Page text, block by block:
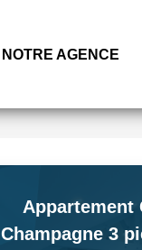
NOTRE AGENCE
Appartement
Champagne 3